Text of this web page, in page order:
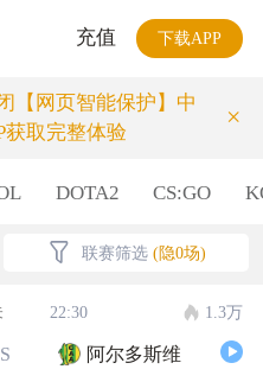
充值 下载APP
【网页智能保护】中
获取完整体验
×
DOTA2 CS:GO
联赛筛选 (隐0场)
22:30 1.3万
阿尔多斯维